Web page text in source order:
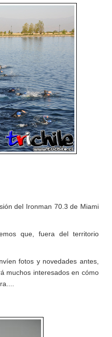
del Ironman 70.3 de Miami
que, fuera del territorio
fotos y novedades antes,
muchos interesados en cómo